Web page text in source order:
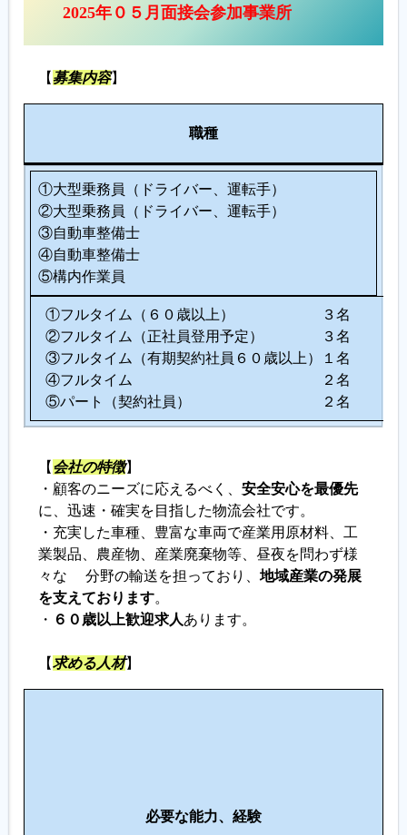
履歴書ジェネレーター
2025年０５月面接会参加事業所
【 募集内容】
職種
①大型乗務員（ドライバー、運転手）
②大型乗務員（ドライバー、運転手）
③自動車整備士
④自動車整備士
⑤構内作業員
①フルタイム（６０歳以上） ３名
②フルタイム（正社員登用予定） ３名
③フルタイム（有期契約社員６０歳以上）１名
④フルタイム ２名
⑤パート（契約社員） ２名
【 会社の特徴】
・顧客のニーズに応えるべく、 安全安心を最優先
に、迅速・確実を目指した物流会社です。
・充実した車種、豊富な車両で産業用原材料、工
業製品、農産物、産業廃棄物等、昼夜を問わず様
々な 分野の輸送を担っており、 地域産業の発展
を支えております。
・ ６０歳以上歓迎求人あります。
【求める人材】
必要な能力、経験